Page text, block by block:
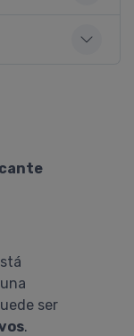
ser
.